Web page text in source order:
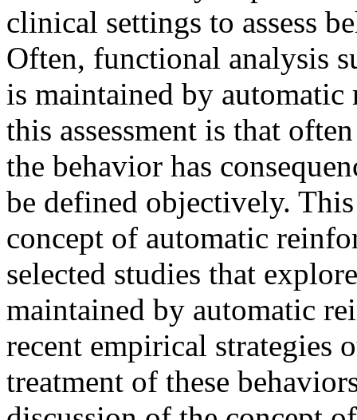
clinical settings to assess
Often, functional analysis
is maintained by
this assessment is that
the behavior has
be defined objectively.
concept of automatic
selected studies that
maintained by automatic
recent empirical strategies
treatment of these